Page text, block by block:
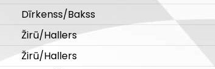
Dīrkenss/Bakss
Žirū/Hallers
Žirū/Hallers